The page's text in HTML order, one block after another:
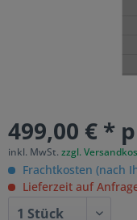
499,00 € *
inkl. MwSt. zzgl.
Frachtkosten (nach
Lieferzeit auf